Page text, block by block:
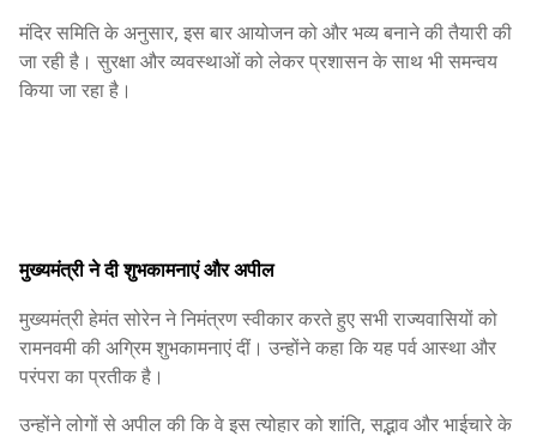
मंदिर समिति के अनुसार, इस बार आयोजन को और भव्य बनाने की तैयारी की
जा रही है। सुरक्षा और व्यवस्थाओं को लेकर प्रशासन के साथ भी समन्वय
किया जा रहा है।
मुख्यमंत्री ने दी शुभकामनाएं और अपील
मुख्यमंत्री हेमंत सोरेन ने निमंत्रण स्वीकार करते हुए सभी राज्यवासियों को
रामनवमी की अग्रिम शुभकामनाएं दीं। उन्होंने कहा कि यह पर्व आस्था और
परंपरा का प्रतीक है।
उन्होंने लोगों से अपील की कि वे इस त्योहार को शांति, सद्भाव और भाईचारे के